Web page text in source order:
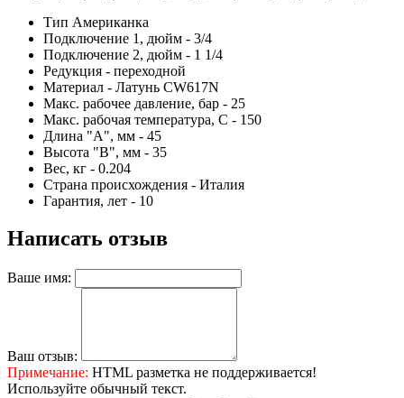
Тип Американка
Подключение 1, дюйм - 3/4
Подключение 2, дюйм - 1 1/4
Редукция - переходной
Материал - Латунь CW617N
Макс. рабочее давление, бар - 25
Макс. рабочая температура, С - 150
Длина "А", мм - 45
Высота "В", мм - 35
Вес, кг - 0.204
Страна происхождения - Италия
Гарантия, лет - 10
Написать отзыв
Ваше имя:
Ваш отзыв:
Примечание: HTML разметка не поддерживается!
Используйте обычный текст.